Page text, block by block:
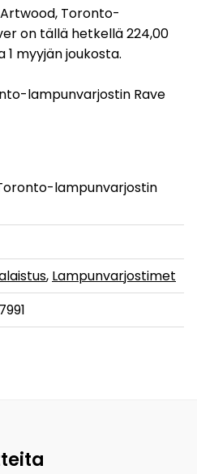
Toronto-
on tällä hetkellä 224,00
myyjän joukosta.
lampunvarjostin Rave
lampunvarjostin
, Lampunvarjostimet